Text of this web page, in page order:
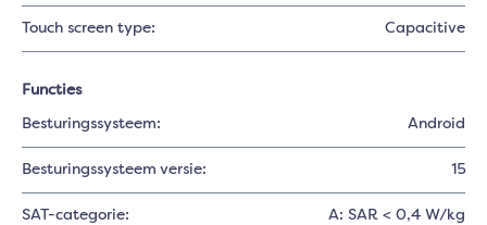
Touch screen type: Capacitive
Functies
Besturingssysteem: Android
Besturingssysteem versie: 15
SAT-categorie: A: SAR < 0,4 W/kg